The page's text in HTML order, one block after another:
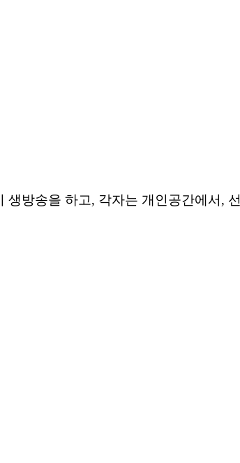
생방송을 하고, 각자는 개인공간에서 ,